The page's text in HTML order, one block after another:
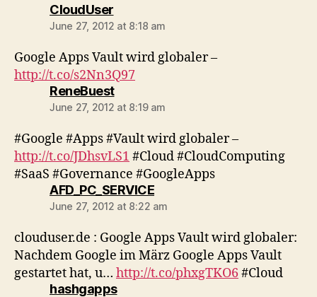
CloudUsersays:
June 27, 2012 at 8:18 am
Google Apps Vault wird globaler –
http://t.co/s2Nn3Q97
ReneBuestsays:
June 27, 2012 at 8:19 am
#Google #Apps #Vault wird globaler –
http://t.co/JDhsvLS1 #Cloud #CloudComputing
#SaaS #Governance #GoogleApps
AFD_PC_SERVICEsays:
June 27, 2012 at 8:22 am
clouduser.de : Google Apps Vault wird globaler:
Nachdem Google im März Google Apps Vault
gestartet hat, u… http://t.co/phxgTKO6 #Cloud
hashgappssays: